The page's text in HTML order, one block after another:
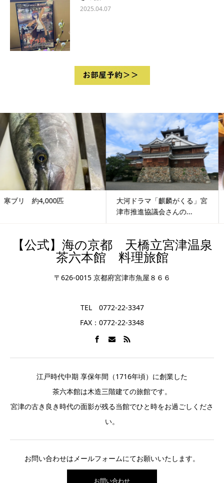
2025.04.07
大河ドラマ「麒麟がくる」宮
松葉ガニ いつまで
【公式】海の京都 天橋立宮津温泉
茶六本館 料理旅館
〒626-0015 京都府宮津市魚屋８６６
TEL 0772-22-3347
FAX：0772-22-3348
江戸時代中期 享保年間（1716年頃）に創業した
茶六本館は木造三階建ての旅館です。
宮津の古き良き時代の面影が残る当館でひと時をお過ごしくださ
い。
お問い合わせはメールフォームにてお願いいたします。
お問い合わせ